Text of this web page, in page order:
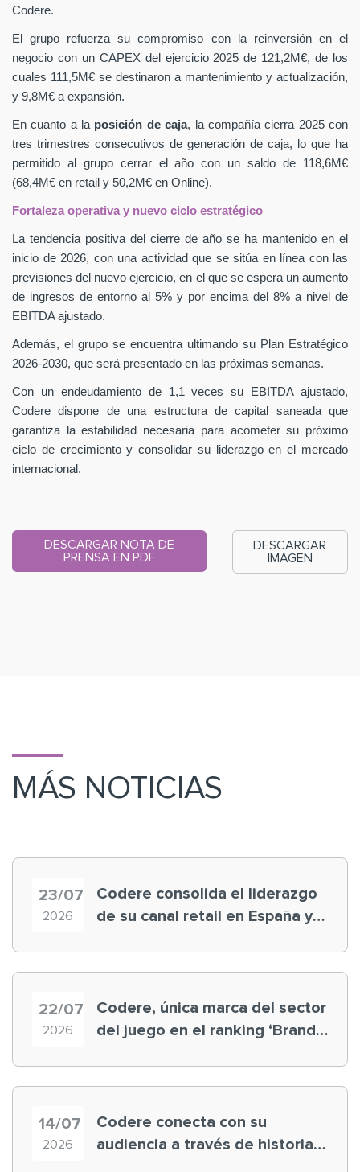
Codere.
El grupo refuerza su compromiso con la reinversión en el
negocio con un CAPEX del ejercicio 2025 de 121,2M€, de los
cuales 111,5M€ se destinaron a mantenimiento y actualización,
y 9,8M€ a expansión.
En cuanto a la posición de caja, la compañía cierra 2025 con
tres trimestres consecutivos de generación de caja, lo que ha
permitido al grupo cerrar el año con un saldo de 118,6M€
(68,4M€ en retail y 50,2M€ en Online).
Fortaleza operativa y nuevo ciclo estratégico
La tendencia positiva del cierre de año se ha mantenido en el
inicio de 2026, con una actividad que se sitúa en línea con las
previsiones del nuevo ejercicio, en el que se espera un aumento
de ingresos de entorno al 5% y por encima del 8% a nivel de
EBITDA ajustado.
Además, el grupo se encuentra ultimando su Plan Estratégico
2026-2030, que será presentado en las próximas semanas.
Con un endeudamiento de 1,1 veces su EBITDA ajustado,
Codere dispone de una estructura de capital saneada que
garantiza la estabilidad necesaria para acometer su próximo
ciclo de crecimiento y consolidar su liderazgo en el mercado
internacional.
DESCARGAR NOTA DE
PRENSA EN PDF
DESCARGAR
IMAGEN
MÁS NOTICIAS
23/07
2026
Codere consolida el liderazgo
de su canal retail en España y
22/07
2026
Codere, única marca del sector
del juego en el ranking ‘Brand
14/07
2026
Codere conecta con su
audiencia a través de historias